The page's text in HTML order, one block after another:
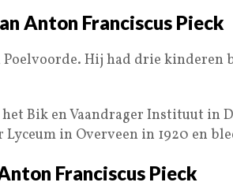
Anton Franciscus Pieck
Poelvoorde. Hij had drie
Bik en Vaandrager Instituut in
in Overveen in 1920 en
Franciscus Pieck